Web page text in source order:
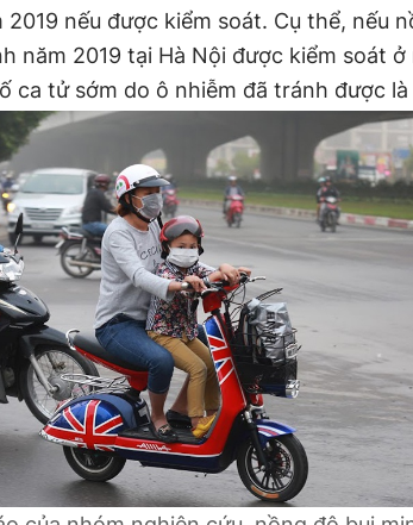
2019 nếu được kiểm soát. Cụ thể, nếu
năm 2019 tại Hà Nội được kiểm soát
ca tử sớm do ô nhiễm đã tránh được là